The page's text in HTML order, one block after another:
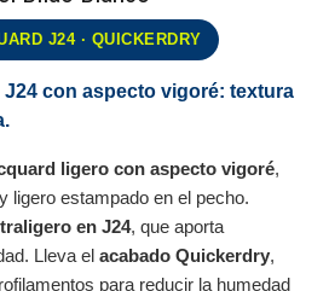
J24 · QUICKERDRY
con aspecto vigoré: textura
ligero con aspecto vigoré,
ligero estampado en el pecho.
en J24, que aporta
Lleva elacabado Quickerdry,
para reducir la humedad